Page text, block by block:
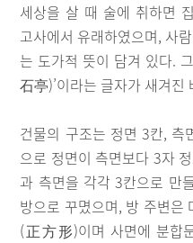
세상을 살 때 술에 취하면
고사에서 유래하였으며, 사
는 도가적 뜻이 담겨 있다.
石亭)’이라는 글자가 새겨진
건물의 구조는 정면 3칸, 측
으로 정면이 측면보다 3자
과 측면을 각각 3칸으로 만
방으로 꾸몄으며, 방 주변은
(正方形)이며 사면에 분합